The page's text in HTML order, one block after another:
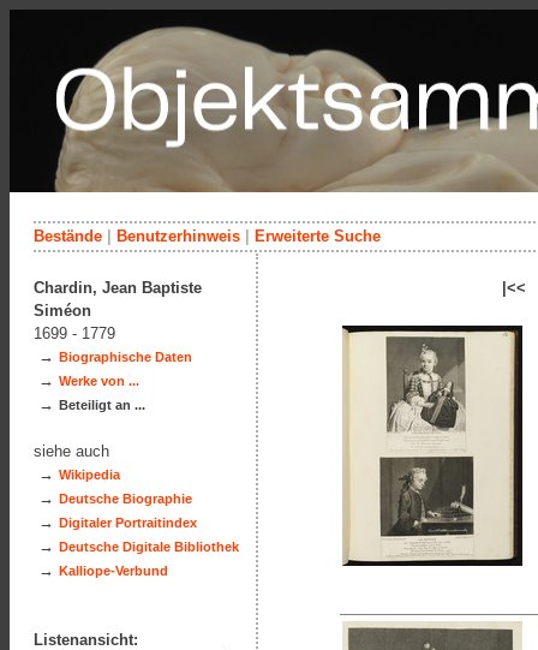
Bestände Benutzerhinweis Erweiterte Suche
Chardin, Jean Baptiste
Siméon
1699 - 1779
→ Biographische Daten
→ Werke von ...
→ Beteiligt an ...
siehe auch
→ Wikipedia
→ Deutsche Biographie
→ Digitaler Portraitindex
→ Deutsche Digitale Bibliothek
→ Kalliope-Verbund
Listenansicht: